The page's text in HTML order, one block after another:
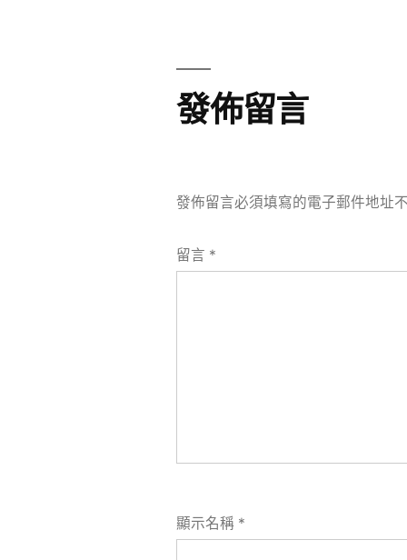
發佈留言
發佈留言必須填寫的電子郵件地址
留言 *
顯示名稱 *